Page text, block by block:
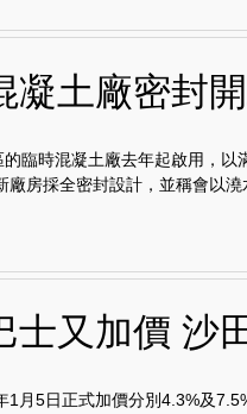
凝土廠密封
臨時混凝土廠去年起啟用，
廠房採全密封設計，並稱會以
士又加價 沙
1月5日正式加價分別4.3%及